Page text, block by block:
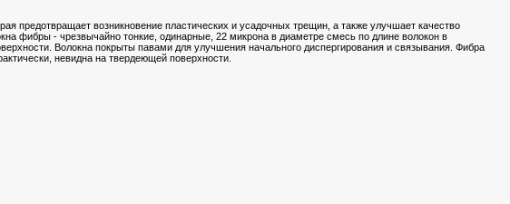
предотвращает возникновение пластических и усадочных трещин, а также улучшает качество
фибры - чрезвычайно тонкие, одинарные, 22 микрона в диаметре смесь по длине волокон в
Волокна покрыты павами для улучшения начального диспергирования и связывания. Фибра
невидна на твердеющей поверхности.